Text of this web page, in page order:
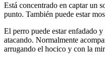
Está concentrado en captar un
punto. También puede estar
El perro puede estar enfadado
atacando. Normalmente
arrugando el hocico y con la